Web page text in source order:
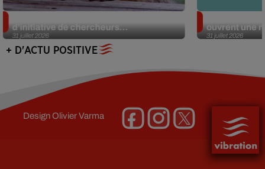
31 juillet 2026
d’initiative de chercheurs...
31 juillet 2026
ouvrent une
+ D'ACTU POSITIVE
DesignOlivier Varma